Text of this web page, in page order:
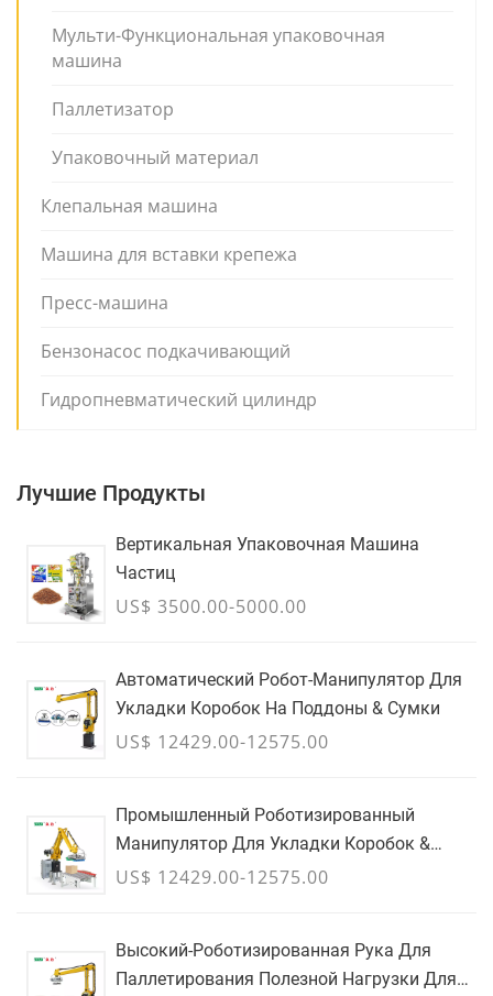
Мульти-Функциональная упаковочная
машина
Паллетизатор
Упаковочный материал
Клепальная машина
Машина для вставки крепежа
Пресс-машина
Бензонасос подкачивающий
Гидропневматический цилиндр
Лучшие Продукты
Вертикальная Упаковочная Машина
Частиц
US$ 3500.00-5000.00
Автоматический Робот-Манипулятор Для
Укладки Коробок На Поддоны & Сумки
US$ 12429.00-12575.00
Промышленный Роботизированный
Манипулятор Для Укладки Коробок &
Кейсы
US$ 12429.00-12575.00
Высокий-Роботизированная Рука Для
Паллетирования Полезной Нагрузки Для